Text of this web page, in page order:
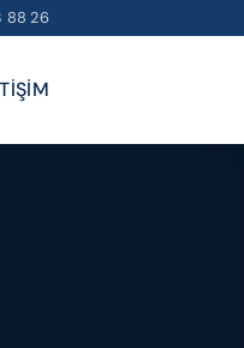
88 26